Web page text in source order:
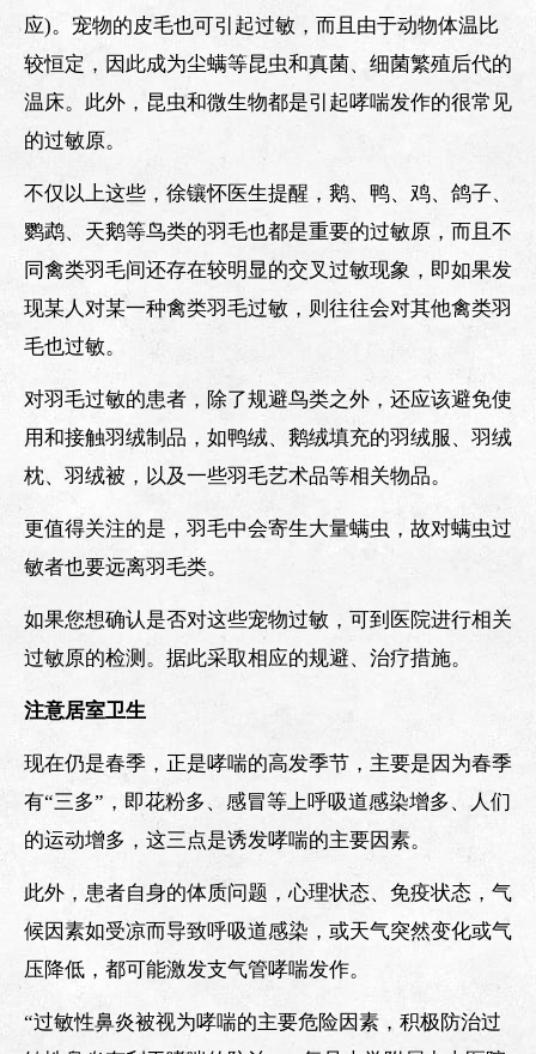
应)。宠物的皮毛也可引起过敏，而且由于动物体温比
较恒定，因此成为尘螨等昆虫和真菌、细菌繁殖后代的
温床。此外，昆虫和微生物都是引起哮喘发作的很常见
的过敏原。
不仅以上这些，徐镶怀医生提醒，鹅、鸭、鸡、鸽子、
鹦鹉、天鹅等鸟类的羽毛也都是重要的过敏原，而且不
同禽类羽毛间还存在较明显的交叉过敏现象，即如果发
现某人对某一种禽类羽毛过敏，则往往会对其他禽类羽
毛也过敏。
对羽毛过敏的患者，除了规避鸟类之外，还应该避免使
用和接触羽绒制品，如鸭绒、鹅绒填充的羽绒服、羽绒
枕、羽绒被，以及一些羽毛艺术品等相关物品。
更值得关注的是，羽毛中会寄生大量螨虫，故对螨虫过
敏者也要远离羽毛类。
如果您想确认是否对这些宠物过敏，可到医院进行相关
过敏原的检测。据此采取相应的规避、治疗措施。
注意居室卫生
现在仍是春季，正是哮喘的高发季节，主要是因为春季
有“三多”，即花粉多、感冒等上呼吸道感染增多、人们
的运动增多，这三点是诱发哮喘的主要因素。
此外，患者自身的体质问题，心理状态、免疫状态，气
候因素如受凉而导致呼吸道感染，或天气突然变化或气
压降低，都可能激发支气管哮喘发作。
“过敏性鼻炎被视为哮喘的主要危险因素，积极防治过